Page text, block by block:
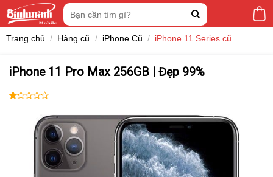
Tìm
kiếm:
Trang chủ / Hàng cũ / iPhone Cũ / iPhone 11 Series cũ
iPhone 11 Pro Max 256GB | Đẹp 99%